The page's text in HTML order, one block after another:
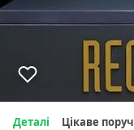
Деталі Цікаве поруч